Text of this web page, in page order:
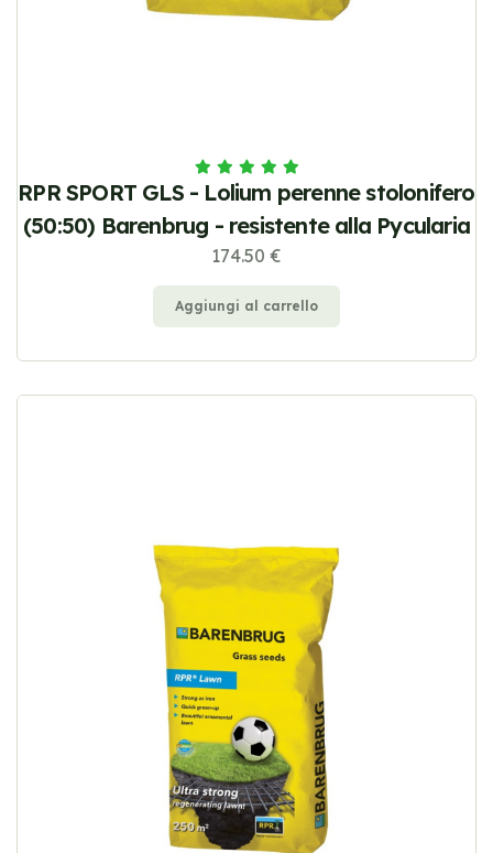
RPR SPORT GLS - Lolium perenne stolonifero
(50:50) Barenbrug - resistente alla Pycularia
174.50 €
Aggiungi al carrello